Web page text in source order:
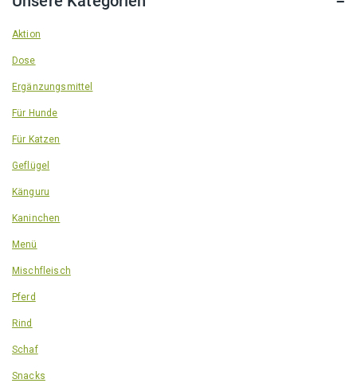
Aktion
Dose
Ergänzungsmittel
Für Hunde
Für Katzen
Geflügel
Känguru
Kaninchen
Menü
Mischfleisch
Pferd
Rind
Schaf
Snacks